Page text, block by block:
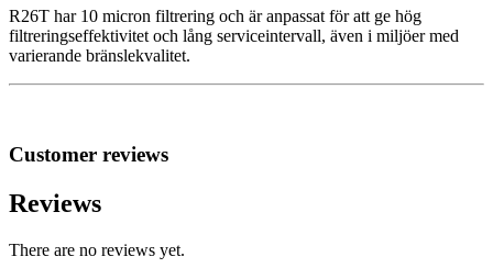
R26T har 10 micron filtrering och är anpassat för att ge hög
filtreringseffektivitet och lång serviceintervall, även i miljöer med
varierande bränslekvalitet.
Customer reviews
Reviews
There are no reviews yet.